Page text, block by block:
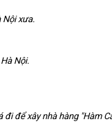
Nội xưa.
Nội.
đi để xây nhà hàng "Hàm